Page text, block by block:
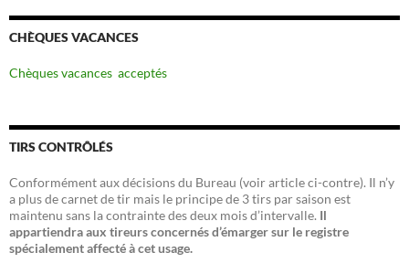
CHÈQUES VACANCES
Chèques vacances acceptés
TIRS CONTRÔLÉS
Conformément aux décisions du Bureau (voir article ci-contre). Il n’y
a plus de carnet de tir mais le principe de 3 tirs par saison est
maintenu sans la contrainte des deux mois d’intervalle. Il
appartiendra aux tireurs concernés d’émarger sur le registre
spécialement affecté à cet usage.